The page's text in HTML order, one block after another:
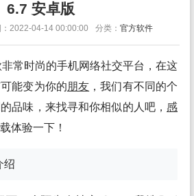
6.7 安卓版
：2022-04-14 00:00:00 分类： 官方软件
非常时尚的手机网络社交平台，在这
能变为你的朋友 ，我们有不同的个
品味，来找寻和你相似的人吧， 感
体验一下！
绍